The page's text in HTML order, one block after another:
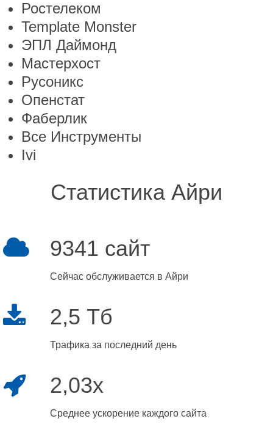
Ростелеком
Template Monster
ЭПЛ Даймонд
Мастерхост
Русоникс
Опенстат
Фаберлик
Все Инструменты
Ivi
Статистика Айри
9341 сайт
Сейчас обслуживается в Айри
2,5 Тб
Трафика за последний день
2,03x
Среднее ускорение каждого сайта